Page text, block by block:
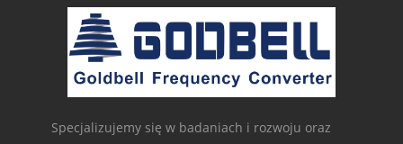
Specjalizujemy się w badaniach i rozwoju oraz